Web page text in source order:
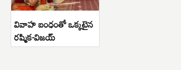
వివాహ బంధంతో ఒక్కటైన
రష్మిక-విజయ్